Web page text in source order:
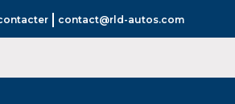
contact@rld-autos.com